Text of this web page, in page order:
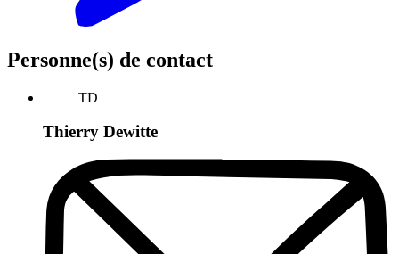
Personne(s) de contact
TD
Thierry Dewitte